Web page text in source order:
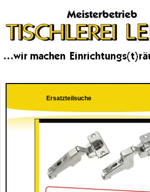
Ersatzteilsuche